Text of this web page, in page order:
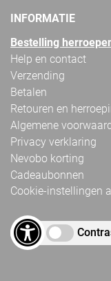
INFORMATIE
Bestelling
Help en contact
Verzending
Betalen
Retouren en
Algemene
Privacy verklaring
Nevobo korting
Cadeaubonnen
Cookie-instellingen